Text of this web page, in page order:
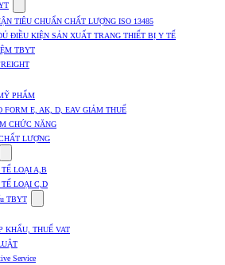
submenu
for
Dịch
vụ
xuất
TBYT
TIÊU CHUẨN CHẤT LƯỢNG ISO 13485
ĐIỀU KIỆN SẢN XUẤT TRANG THIẾT BỊ Y TẾ
TBYT
PHẨM
FORM E, AK, D, EAV GIẢM THUẾ
CHỨC NĂNG
LƯỢNG
submenu
for
Thủ
tục
mặt
hàng
LOẠI A,B
LOẠI C,D
TBYT
submenu
Kinh
KHẨU, THUẾ VAT
Service